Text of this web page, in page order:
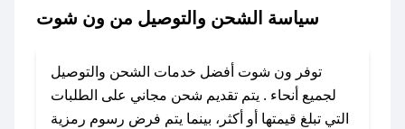
باستخدام تطبيق صحصح، يمكنك العثور بسهولة على
تواصل معنا عبر تويتر أو البريد الإلكتروني لإضافته
بسرعة.
سياسة الشحن والتوصيل من ون شوت
توفر ون شوت أفضل خدمات الشحن والتوصيل
لجميع أنحاء . يتم تقديم شحن مجاني على الطلبات
التي تبلغ قيمتها أو أكثر، بينما يتم فرض رسوم رمزية